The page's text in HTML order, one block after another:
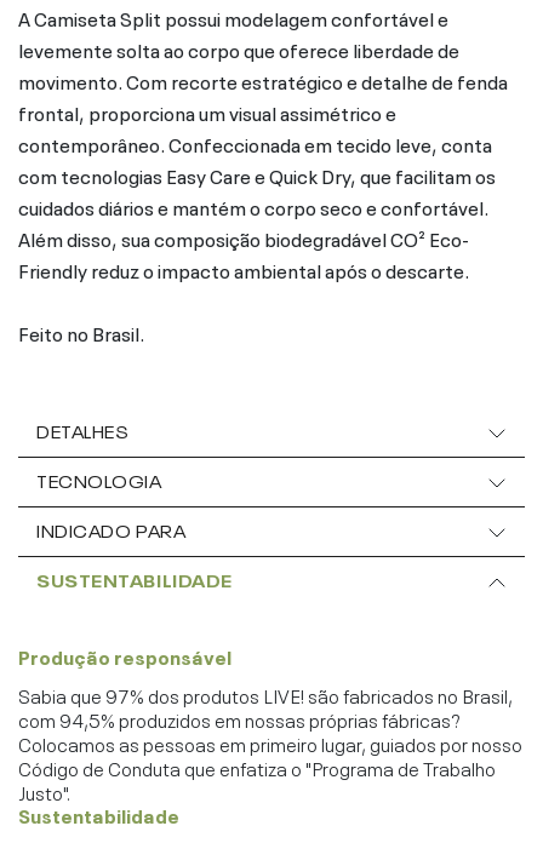
A Camiseta Split possui modelagem confortável e
levemente solta ao corpo que oferece liberdade de
movimento. Com recorte estratégico e detalhe de fenda
frontal, proporciona um visual assimétrico e
contemporâneo. Confeccionada em tecido leve, conta
com tecnologias Easy Care e Quick Dry, que facilitam os
cuidados diários e mantém o corpo seco e confortável.
Além disso, sua composição biodegradável CO² Eco-
Friendly reduz o impacto ambiental após o descarte.
Feito no Brasil.
DETALHES
TECNOLOGIA
INDICADO PARA
SUSTENTABILIDADE
Produção responsável
Sabia que 97% dos produtos LIVE! são fabricados no Brasil,
com 94,5% produzidos em nossas próprias fábricas?
Colocamos as pessoas em primeiro lugar, guiados por nosso
Código de Conduta que enfatiza o "Programa de Trabalho
Justo".
Sustentabilidade